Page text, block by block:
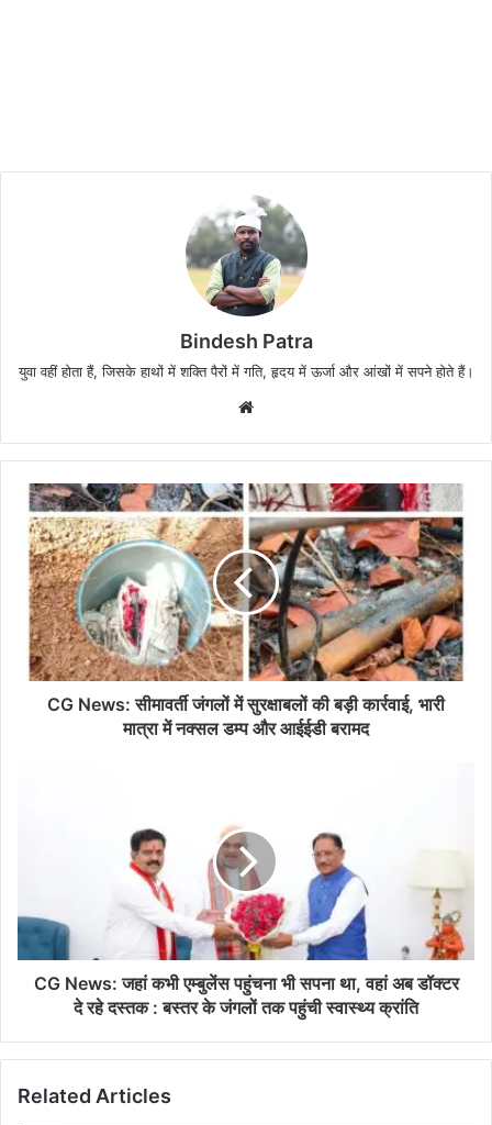
Bindesh Patra
युवा वहीं होता हैं, जिसके हाथों में शक्ति पैरों में गति, हृदय में ऊर्जा और आंखों में सपने होते हैं।
b
s
i
t
e
CG News: सीमावर्ती जंगलों में सुरक्षाबलों की बड़ी कार्रवाई, भारी
मात्रा में नक्सल डम्प और आईईडी बरामद
CG News: जहां कभी एम्बुलेंस पहुंचना भी सपना था, वहां अब डॉक्टर
दे रहे दस्तक : बस्तर के जंगलों तक पहुंची स्वास्थ्य क्रांति
Related Articles